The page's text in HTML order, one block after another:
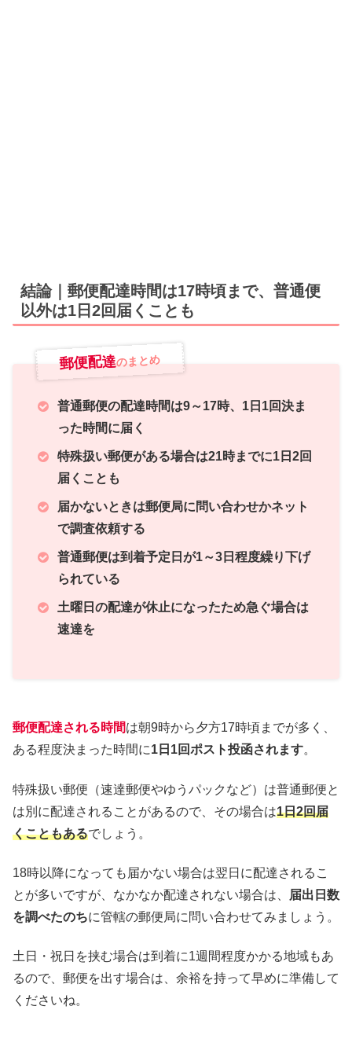
結論｜郵便配達時間は17時頃まで、普通便
以外は1日2回届くことも
郵便配達のまとめ
普通郵便の配達時間は9～17時、1日1回決ま
った時間に届く
特殊扱い郵便がある場合は21時までに1日2回
届くことも
届かないときは郵便局に問い合わせかネット
で調査依頼する
普通郵便は到着予定日が1～3日程度繰り下げ
られている
土曜日の配達が休止になったため急ぐ場合は
速達を
郵便配達される時間は朝9時から夕方17時頃までが多く、
ある程度決まった時間に1日1回ポスト投函されます。
特殊扱い郵便（速達郵便やゆうパックなど）は普通郵便と
は別に配達されることがあるので、その場合は1日2回届
くこともあるでしょう。
18時以降になっても届かない場合は翌日に配達されるこ
とが多いですが、なかなか配達されない場合は、
届出日数
を調べたのちに管轄の郵便局に問い合わせてみましょう。
土日・祝日を挟む場合は到着に1週間程度かかる地域もあ
るので、郵便を出す場合は、余裕を持って早めに準備して
くださいね。